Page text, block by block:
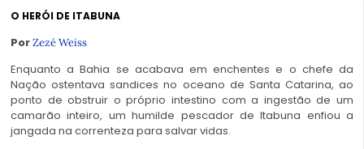
O HERÓI DE ITABUNA
PorZezé Weiss
Enquanto a Bahia se acabava em enchentes e o chefe da
Nação ostentava sandices no oceano de Santa Catarina, ao
ponto de obstruir o próprio intestino com a ingestão de um
camarão inteiro, um humilde pescador de Itabuna enfiou a
jangada na correnteza para salvar vidas.